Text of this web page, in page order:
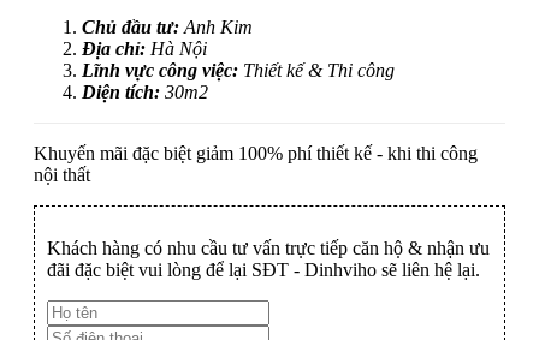
Chủ đầu tư: Anh Kim
Địa chỉ: Hà Nội
Lĩnh vực công việc: Thiết kế & Thi công
Diện tích: 30m2
Khuyến mãi đặc biệt giảm 100% phí thiết kế - khi thi công
nội thất
Khách hàng có nhu cầu tư vấn trực tiếp căn hộ & nhận ưu
đãi đặc biệt vui lòng để lại SĐT - Dinhviho sẽ liên hệ lại.